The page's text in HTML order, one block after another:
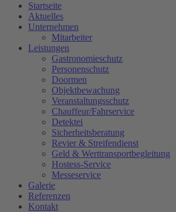
Startseite
Aktuelles
Unternehmen
Mitarbeiter
Leistungen
Gastronomieschutz
Personenschutz
Doormen
Objektbewachung
Veranstaltungsschutz
Chauffeur/Fahrservice
Detektei
Sicherheitsberatung
Revier & Streifendienst
Geld & Werttransportbegleitung
Hostess-Service
Messeservice
Galerie
Referenzen
Kontakt